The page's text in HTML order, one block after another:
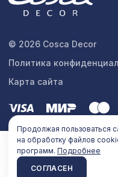
© 2026 Cosca Decor
Политика
Карта сайта
Продолжая пользоваться
на обработку файлов
программ. Подробнее
СОГЛАСЕН